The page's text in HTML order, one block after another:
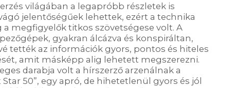
világában a legapróbb részletek is
jelentőségűek lehettek, ezért a technika
a megfigyelők titkos szövetségese volt. A
gyakran álcázva és konspiráltan,
tették az információk gyors, pontos és hiteles
amit másképp alig lehetett megszerezni.
darabja volt a hírszerző arzenálnak a
Star 50”, egy apró, de hihetetlenül gyors és jól